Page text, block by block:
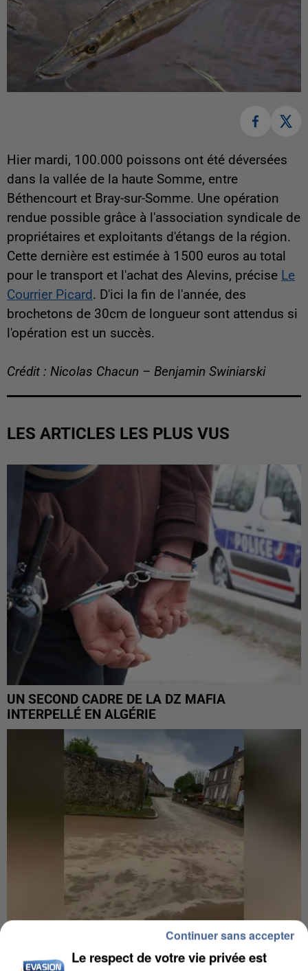
Hier mardi, 100.000 poissons ont été déversées
dans la vallée de la haute Somme, entre
Béthencourt et Bray-sur-Somme. Une opération
rendue possible grâce à l'association syndicale de
propriétaires et exploitants d'étangs de la région.
Cette dernière est estimée à 1500 euros au total
pour le transport et l'achat des Alevins, précise Le
Courrier Picard. D'ici la fin de l'année, des
brochetons de 30cm de longueur sont attendus si
l'opération est un succès.
Crédit : Nicolas Chacun – Benjamin Swiniarski
LES ARTICLES LES PLUS VUS
UN SECOND CADRE DE LA DZ MAFIA
INTERPELLÉ EN ALGÉRIE
UNE TOURISTE DE L’OISE EMPORTÉE PAR UNE
Le respect de votre vie privée est
Continuer sans accepter